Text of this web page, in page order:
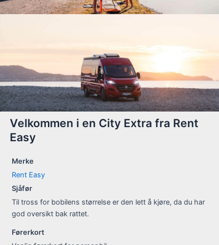
Velkommen i en City Extra fra Rent
Easy
Merke
Rent Easy
Sjåfør
Til tross for bobilens størrelse er den lett å kjøre, da du har
god oversikt bak rattet.
Førerkort